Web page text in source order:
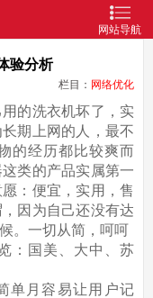
网站导航
验分析
栏目： 网络优化
的洗衣机坏了，实
期上网的人，最不
的经历都比较爽而
类的产品实属第一
：便宜，实用，售
因为自己还没有达
。一切从简，呵呵
国美、大中、苏
月容易让用户记